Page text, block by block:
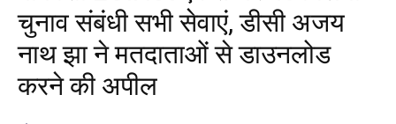
चुनाव संबंधी सभी सेवाएं, डीसी अजय
नाथ झा ने मतदाताओं से डाउनलोड
करने की अपील